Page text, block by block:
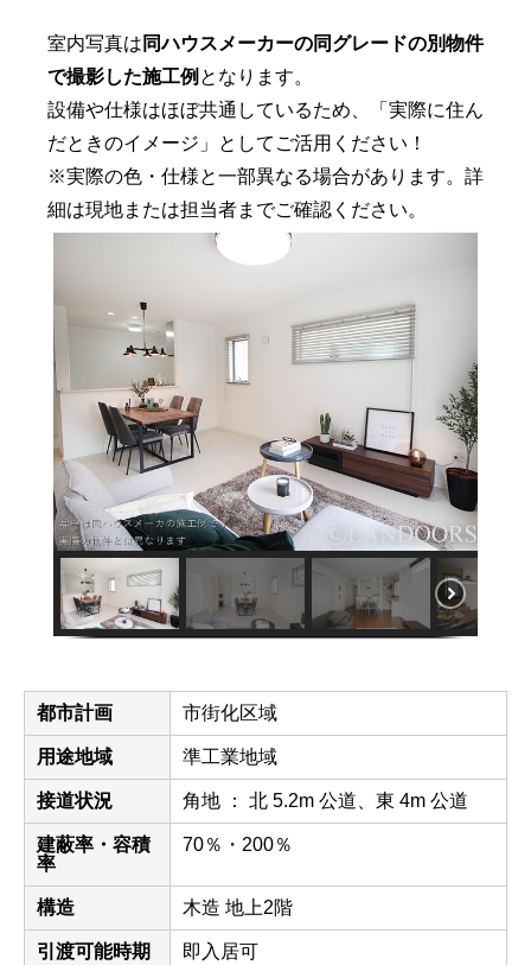
室内写真は 同ハウスメーカーの同グレードの別物件
で撮影した施工例 となります。
設備や仕様はほぼ共通しているため、「実際に住ん
だときのイメージ」としてご活用ください！
※実際の色・仕様と一部異なる場合があります。詳
細は現地または担当者までご確認ください。
都市計画 市街化区域
用途地域 準工業地域
接道状況 角地 ： 北 5.2m 公道、東 4m 公道
建蔽率・容積
率
70％・200％
構造 木造 地上2階
引渡可能時期 即入居可